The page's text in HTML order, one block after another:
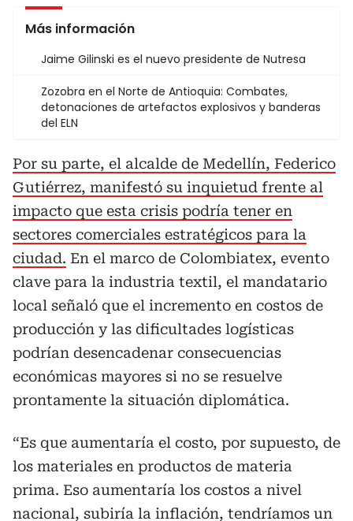
Más información
Jaime Gilinski es el nuevo presidente de Nutresa
Zozobra en el Norte de Antioquia: Combates,
detonaciones de artefactos explosivos y banderas
del ELN
Por su parte, el alcalde de Medellín, Federico
Gutiérrez, manifestó su inquietud frente al
impacto que esta crisis podría tener en
sectores comerciales estratégicos para la
ciudad. En el marco de Colombiatex, evento
clave para la industria textil, el mandatario
local señaló que el incremento en costos de
producción y las dificultades logísticas
podrían desencadenar consecuencias
económicas mayores si no se resuelve
prontamente la situación diplomática.
“Es que aumentaría el costo, por supuesto, de
los materiales en productos de materia
prima. Eso aumentaría los costos a nivel
nacional, subiría la inflación, tendríamos un